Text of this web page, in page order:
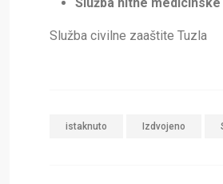
Služba civilne zaaštite Tuzla
istaknuto Izdvojeno